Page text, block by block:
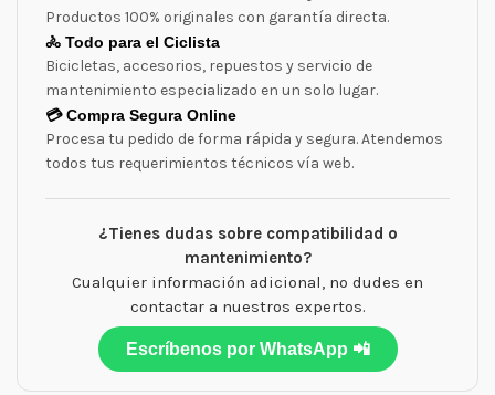
Productos 100% originales con garantía directa.
🚴 Todo para el Ciclista
Bicicletas, accesorios, repuestos y servicio de
mantenimiento especializado en un solo lugar.
💳 Compra Segura Online
Procesa tu pedido de forma rápida y segura. Atendemos
todos tus requerimientos técnicos vía web.
¿Tienes dudas sobre compatibilidad o
mantenimiento?
Cualquier información adicional, no dudes en
contactar a nuestros expertos.
Escríbenos por WhatsApp 📲